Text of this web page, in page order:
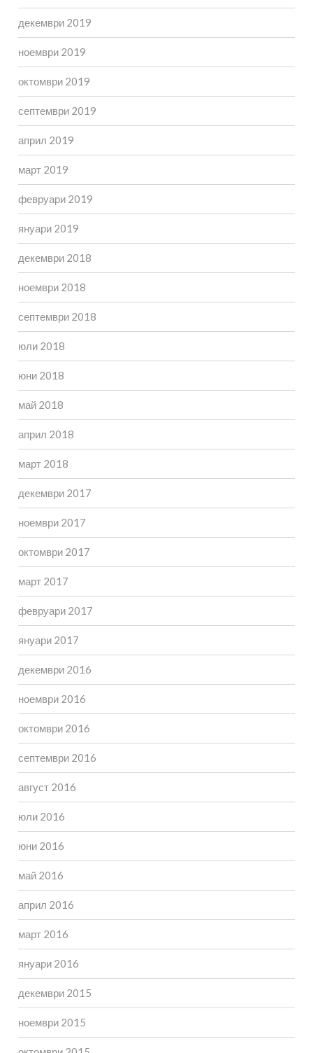
декември 2019
ноември 2019
октомври 2019
септември 2019
април 2019
март 2019
февруари 2019
януари 2019
декември 2018
ноември 2018
септември 2018
юли 2018
юни 2018
май 2018
април 2018
март 2018
декември 2017
ноември 2017
октомври 2017
март 2017
февруари 2017
януари 2017
декември 2016
ноември 2016
октомври 2016
септември 2016
август 2016
юли 2016
юни 2016
май 2016
април 2016
март 2016
януари 2016
декември 2015
ноември 2015